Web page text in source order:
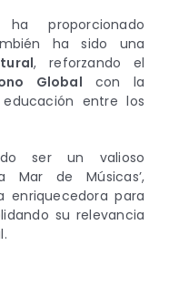
proporcionado
ha sido una
, reforzando el
Global con la
entre los
ser un valioso
Mar de Músicas’,
enriquecedora para
su relevancia